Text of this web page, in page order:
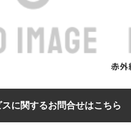
赤外
に関するお問合せはこちら